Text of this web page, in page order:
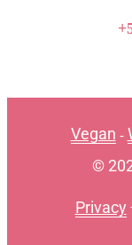
Vegan -
©
Privacy